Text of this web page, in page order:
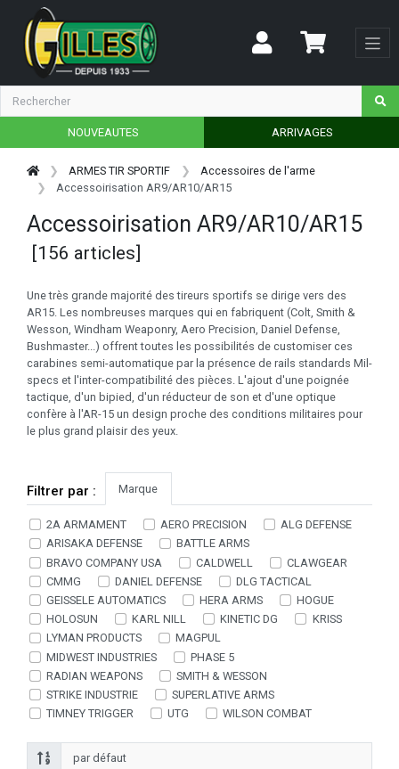
NOUVEAUTES ARRIVAGES
ARMES TIR SPORTIF
Accessoires de l'arme
Accessoirisation AR9/AR10/AR15
Accessoirisation AR9/AR10/AR15
[156 articles]
Une très grande majorité des tireurs sportifs se dirige vers des
AR15. Les nombreuses marques qui en fabriquent (Colt, Smith &
Wesson, Windham Weaponry, Aero Precision, Daniel Defense,
Bushmaster...) offrent toutes les possibilités de customiser ces
carabines semi-automatique par la présence de rails standards Mil-
specs et l'inter-compatibilité des pièces. L'ajout d'une poignée
tactique, d'un bipied, d'un réducteur de son et d'une optique
confère à l'AR-15 un design proche des conditions militaires pour
le plus grand plaisir des yeux.
Filtrer par : Marque
2A ARMAMENT AERO PRECISION
ALG DEFENSE
ARISAKA DEFENSE
BATTLE ARMS
BRAVO COMPANY USA
CALDWELL
CLAWGEAR
CMMG
DANIEL DEFENSE
DLG TACTICAL
GEISSELE AUTOMATICS
HERA ARMS
HOGUE
HOLOSUN
KARL NILL KINETIC DG
KRISS
LYMAN PRODUCTS
MAGPUL
MIDWEST INDUSTRIES
PHASE 5
RADIAN WEAPONS
SMITH & WESSON
STRIKE INDUSTRIE
SUPERLATIVE ARMS
TIMNEY TRIGGER
UTG WILSON COMBAT